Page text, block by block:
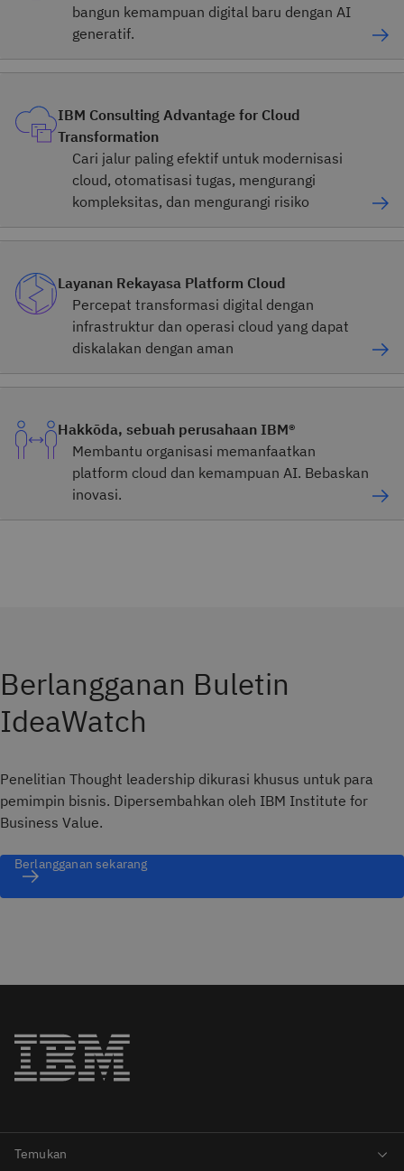
bangun kemampuan digital baru dengan AI
generatif.
IBM Consulting Advantage for Cloud
Transformation
Cari jalur paling efektif untuk modernisasi
cloud, otomatisasi tugas, mengurangi
kompleksitas, dan mengurangi risiko
Layanan Rekayasa Platform Cloud
Percepat transformasi digital dengan
infrastruktur dan operasi cloud yang dapat
diskalakan dengan aman
Hakkōda, sebuah perusahaan IBM®
Membantu organisasi memanfaatkan
platform cloud dan kemampuan AI. Bebaskan
inovasi.
Berlangganan Buletin
IdeaWatch
Penelitian Thought leadership dikurasi khusus untuk para
pemimpin bisnis. Dipersembahkan oleh IBM Institute for
Business Value.
Berlangganan sekarang